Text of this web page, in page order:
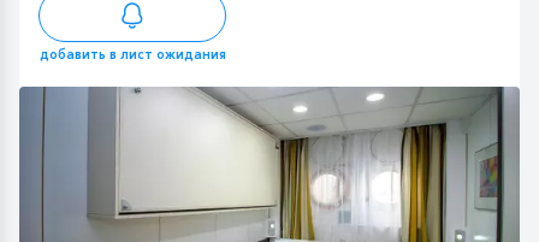
добавить в лист ожидания